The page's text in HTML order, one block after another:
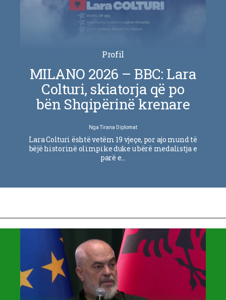
Profil
MILANO 2026 – BBC: Lara
Colturi, skiatorja që po
bën Shqipërinë krenare
NgaTirana Diplomat
Lara Colturi është vetëm 19 vjeçe, por ajo mund të
bëjë historinë olimpike duke u bërë medalistja e
parë e…